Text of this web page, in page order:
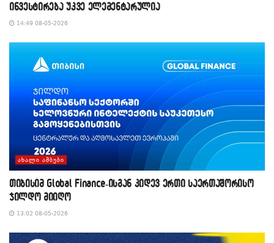
ინვესტირება უკვე ელემენტარულია
14:49 08-05-2026
ᲐᲮᲐᲚᲘ ᲐᲛᲑᲔᲑᲘ
თიბისიმ Global Finance-ისგან კიდევ ერთი საერთაშორისო
ჯილდო მიიღო
13:02 08-05-2026